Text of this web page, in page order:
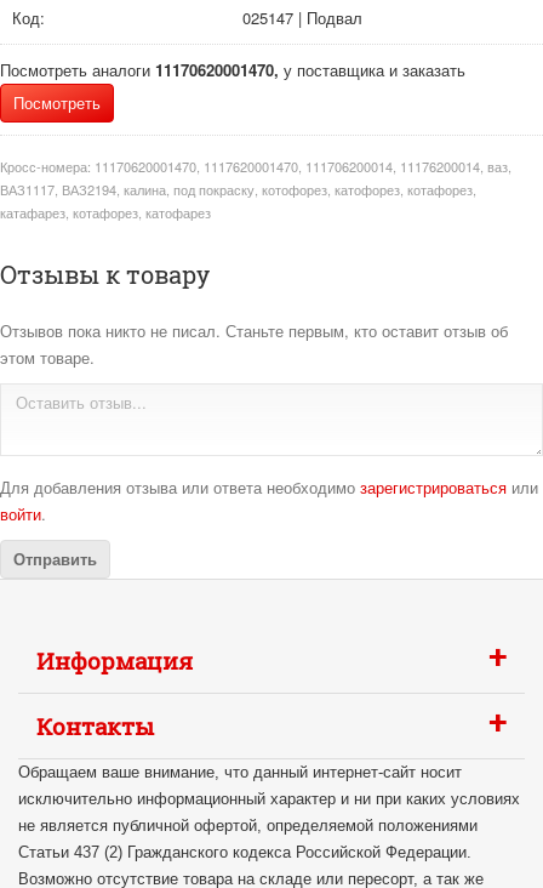
Код: 025147 | Подвал
Посмотреть аналоги 11170620001470, у поставщика и заказать
Посмотреть
Кросс-номера: 11170620001470, 1117620001470, 111706200014, 11176200014, ваз,
ВАЗ1117, ВАЗ2194, калина, под покраску, котофорез, катофорез, котафорез,
катафарез, котафорез, катофарез
Отзывы к товару
Отзывов пока никто не писал. Станьте первым, кто оставит отзыв об
этом товаре.
Для добавления отзыва или ответа необходимо зарегистрироваться или
войти.
Информация +
Контакты +
Обращаем ваше внимание, что данный интернет-сайт носит
исключительно информационный характер и ни при каких условиях
не является публичной офертой, определяемой положениями
Статьи 437 (2) Гражданского кодекса Российской Федерации.
Возможно отсутствие товара на складе или пересорт, а так же